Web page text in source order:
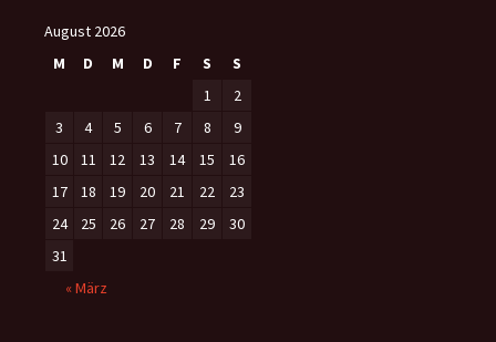
August 2026
M
D M D F S
S
1
2
3
4 5 6 7 8
9
10
11 12 13 14 15
16
17
18 19 20 21 22
23
24
25 26 27 28 29
30
31
« März